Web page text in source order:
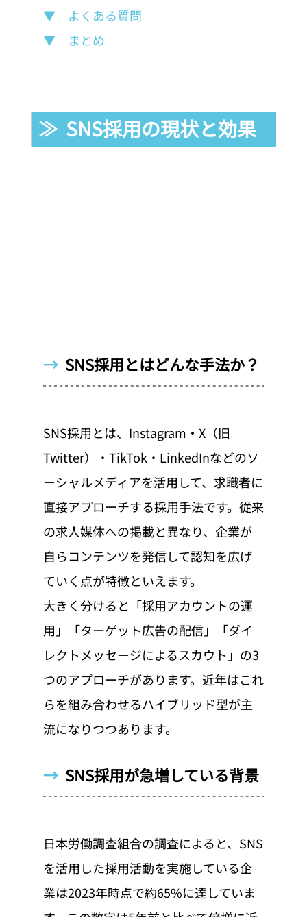
▼　よくある質問
▼　まとめ
≫  SNS採用の現状と効果
→ SNS採用とはどんな手法か？
SNS採用とは、Instagram・X（旧
Twitter）・TikTok・LinkedInなどのソ
ーシャルメディアを活用して、求職者に
直接アプローチする採用手法です。従来
の求人媒体への掲載と異なり、企業が
自らコンテンツを発信して認知を広げ
ていく点が特徴といえます。
大きく分けると「採用アカウントの運
用」「ターゲット広告の配信」「ダイ
レクトメッセージによるスカウト」の3
つのアプローチがあります。近年はこれ
らを組み合わせるハイブリッド型が主
流になりつつあります。
→ SNS採用が急増している背景
日本労働調査組合の調査によると、SNS
を活用した採用活動を実施している企
業は2023年時点で約65%に達していま